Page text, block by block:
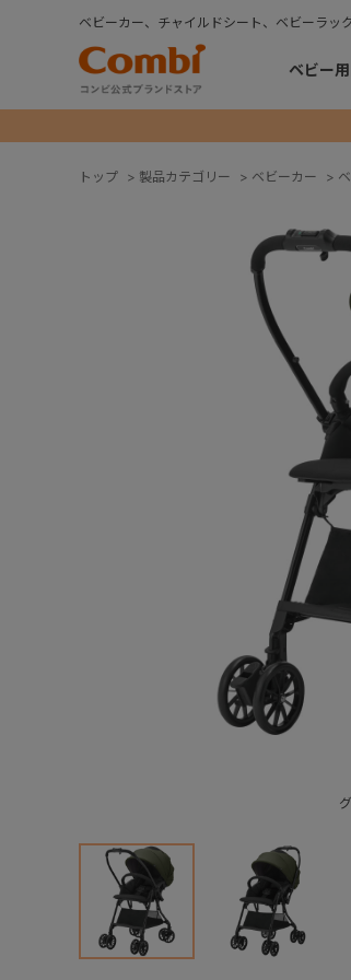
ベビーカー、チャイルドシート、ベビーラッ
ベビー
トップ > 製品カテゴリー > ベビーカー >